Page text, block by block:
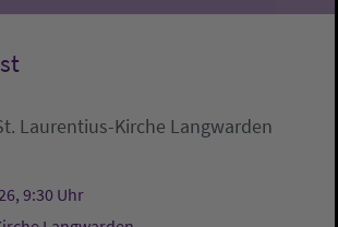
Laurentius-Kirche Langwarden
9:30 Uhr